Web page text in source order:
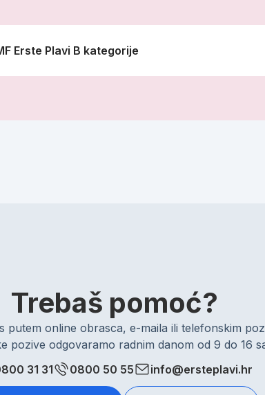
Erste Plavi B kategorije
Trebaš pomoć?
putem online obrasca, e-maila ili telefonskim
pozive odgovaramo radnim danom od 9 do 16
31 31
0800 50 55 info@ersteplavi.hr